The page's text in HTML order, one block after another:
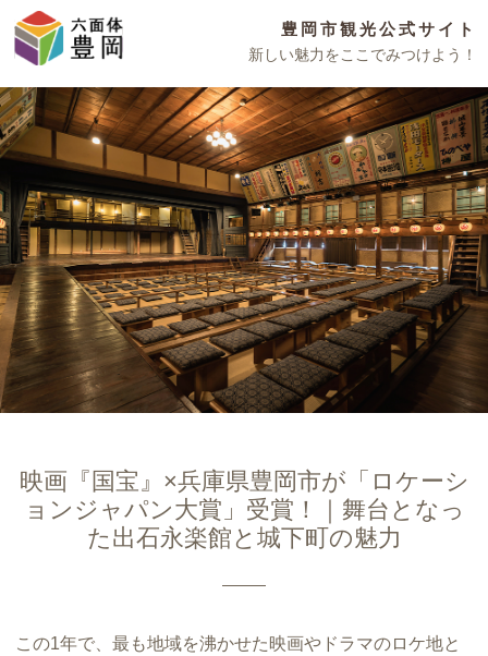
豊岡市観光公式サイト
新しい魅力をここでみつけよう！
映画『国宝』×兵庫県豊岡市が「ロケーシ
ョンジャパン大賞」受賞！｜舞台となっ
た出石永楽館と城下町の魅力
この1年で、最も地域を沸かせた映画やドラマのロケ地と